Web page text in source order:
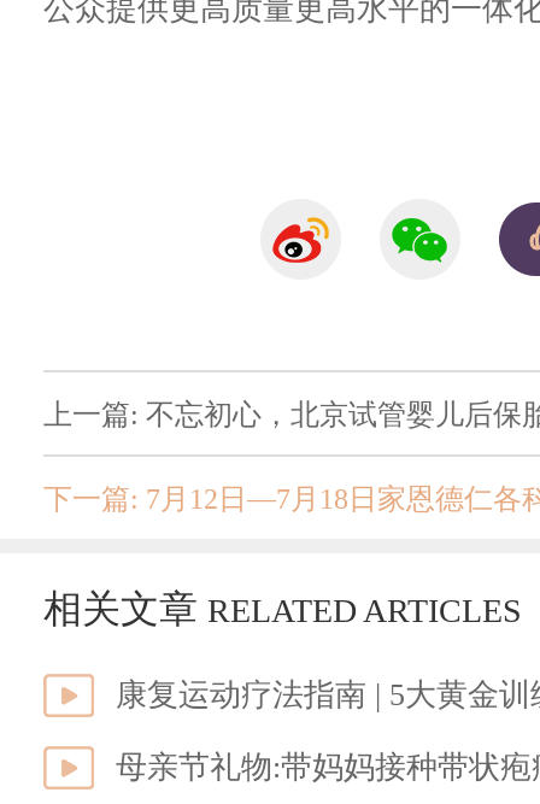
公众提供更高质量更高水平的一体
上一篇: 不忘初心，北京试管婴儿后
下一篇: 7月12日—7月18日家恩德仁各
相关文章 RELATED ARTICLES
康复运动疗法指南 | 5大黄金
母亲节礼物:带妈妈接种带状